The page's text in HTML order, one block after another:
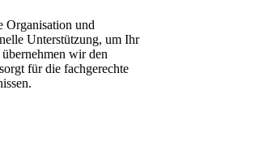
Organisation und
Unterstützung, um Ihr
wir den
für die fachgerechte